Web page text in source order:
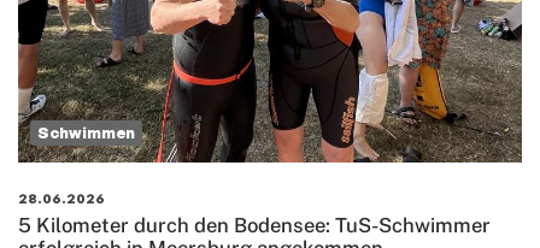
Schwimmen
28.06.2026
5 Kilometer durch den Bodensee: TuS-Schwimmer